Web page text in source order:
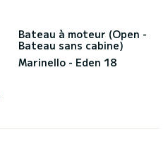
Bateau à moteur (Open -
Bateau sans cabine)
Marinello - Eden 18